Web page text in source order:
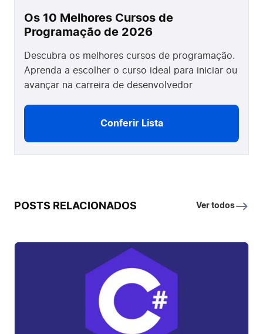
Os 10 Melhores Cursos de
Programação de 2026
Descubra os melhores cursos de programação.
Aprenda a escolher o curso ideal para iniciar ou
avançar na carreira de desenvolvedor
Conferir Lista
POSTS RELACIONADOS Ver todos